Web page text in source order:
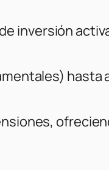
inversión